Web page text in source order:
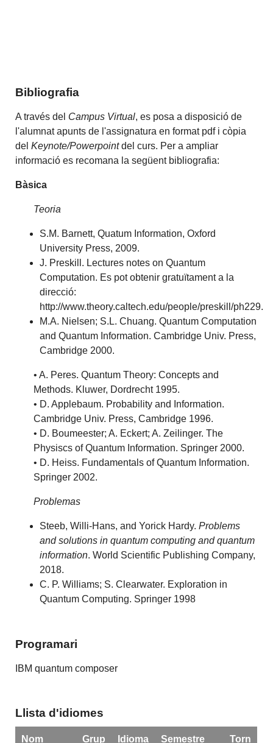
Bibliografia
A través del Campus Virtual, es posa a disposició de
l'alumnat apunts de l'assignatura en format pdf i còpia
delKeynote/Powerpointdel curs. Per a ampliar
informació es recomana la següent bibliografia:
Bàsica
Teoria
S.M. Barnett, Quatum Information, Oxford
University Press, 2009.
J. Preskill. Lectures notes on Quantum
Computation. Es pot obtenir gratuïtament a la
direcció:
http://www.theory.caltech.edu/people/preskill/ph229.
M.A. Nielsen; S.L. Chuang. Quantum Computation
and Quantum Information. Cambridge Univ. Press,
Cambridge 2000.
• A. Peres. Quantum Theory: Concepts and
Methods. Kluwer, Dordrecht 1995.
• D. Applebaum. Probability and Information.
Cambridge Univ. Press, Cambridge 1996.
• D. Boumeester; A. Eckert; A. Zeilinger. The
Physiscs of Quantum Information. Springer 2000.
• D. Heiss. Fundamentals of Quantum Information.
Springer 2002.
Problemas
Steeb, Willi-Hans, and Yorick Hardy.Problems
and solutions in quantum computing and quantum
information. World Scientific Publishing Company,
2018.
C. P. Williams; S. Clearwater. Exploration in
Quantum Computing. Springer 1998
Programari
IBM quantum composer
Llista d'idiomes
Nom Grup Idioma Semestre Torn